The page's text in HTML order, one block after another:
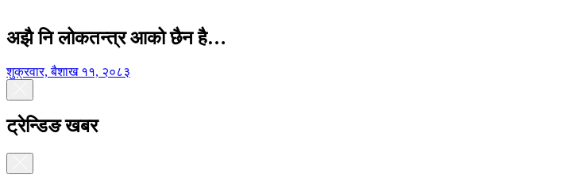
अझै नि लोकतन्त्र आको छैन है…
शुक्रवार, बैशाख ११, २०८३
ट्रेन्डिङ खबर